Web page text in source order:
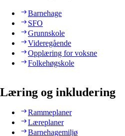
Barnehage
SFO
Grunnskole
Videregående
Opplæring for voksne
Folkehøgskole
Læring og inkludering
Rammeplaner
Læreplaner
Barnehagemiljø